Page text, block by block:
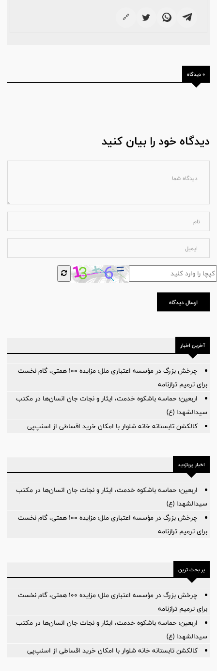
🔗
0 دیدگاه
دیدگاه خود را بیان کنید
ارسال دیدگاه
آخرین اخبار
چرخش بزرگ در مؤسسه اعتباری ملل؛ مزایده ۱۰۰ همتی، گام نخست
برای ترمیم ترازنامه
اربعین؛ حماسه باشکوه خدمت، ایثار و نجات جان انسان‌ها در مکتب
سیدالشهدا (ع)
کالکشن تابستانه خانه شلوار با امکان خرید اقساطی از اسنپ‌پی
اخبار پربازدید
اربعین؛ حماسه باشکوه خدمت، ایثار و نجات جان انسان‌ها در مکتب
سیدالشهدا (ع)
چرخش بزرگ در مؤسسه اعتباری ملل؛ مزایده ۱۰۰ همتی، گام نخست
برای ترمیم ترازنامه
پر بحث ترین
چرخش بزرگ در مؤسسه اعتباری ملل؛ مزایده ۱۰۰ همتی، گام نخست
برای ترمیم ترازنامه
اربعین؛ حماسه باشکوه خدمت، ایثار و نجات جان انسان‌ها در مکتب
سیدالشهدا (ع)
کالکشن تابستانه خانه شلوار با امکان خرید اقساطی از اسنپ‌پی